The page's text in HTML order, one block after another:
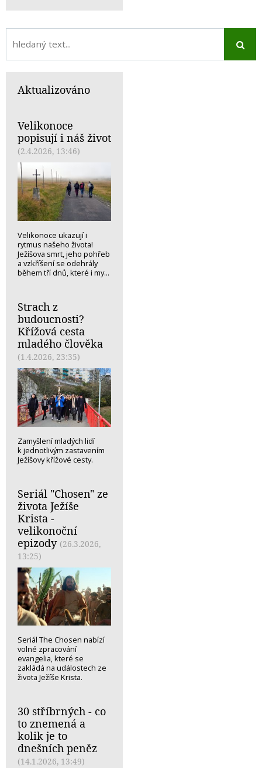
Aktualizováno
Velikonoce
popisují i náš život
(2.4.2026, 13:46)
Velikonoce ukazují i
rytmus našeho života!
Ježíšova smrt, jeho pohřeb
a vzkříšení se odehrály
během tří dnů, které i my...
Strach z
budoucnosti?
Křížová cesta
mladého člověka
(1.4.2026, 23:35)
Zamyšlení mladých lidí
k jednotlivým zastavením
Ježíšovy křížové cesty.
Seriál "Chosen" ze
života Ježíše
Krista -
velikonoční
epizody (26.3.2026,
13:25)
Seriál The Chosen nabízí
volné zpracování
evangelia, které se
zakládá na událostech ze
života Ježíše Krista.
30 stříbrných - co
to znemená a
kolik je to
dnešních peněz
(14.1.2026, 13:49)